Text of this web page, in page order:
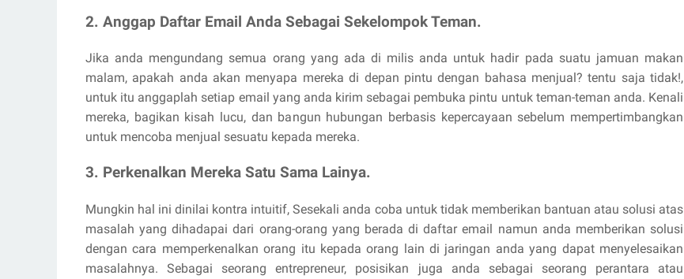
2. Anggap Daftar Email Anda Sebagai Sekelompok Teman.
Jika anda mengundang semua orang yang ada di milis anda untuk hadir pada suatu jamuan makan
malam, apakah anda akan menyapa mereka di depan pintu dengan bahasa menjual? tentu saja tidak!,
untuk itu anggaplah setiap email yang anda kirim sebagai pembuka pintu untuk teman-teman anda. Kenali
mereka, bagikan kisah lucu, dan bangun hubungan berbasis kepercayaan sebelum mempertimbangkan
untuk mencoba menjual sesuatu kepada mereka.
3. Perkenalkan Mereka Satu Sama Lainya.
Mungkin hal ini dinilai kontra intuitif, Sesekali anda coba untuk tidak memberikan bantuan atau solusi atas
masalah yang dihadapai dari orang-orang yang berada di daftar email namun anda memberikan solusi
dengan cara memperkenalkan orang itu kepada orang lain di jaringan anda yang dapat menyelesaikan
masalahnya. Sebagai seorang entrepreneur, posisikan juga anda sebagai seorang perantara atau